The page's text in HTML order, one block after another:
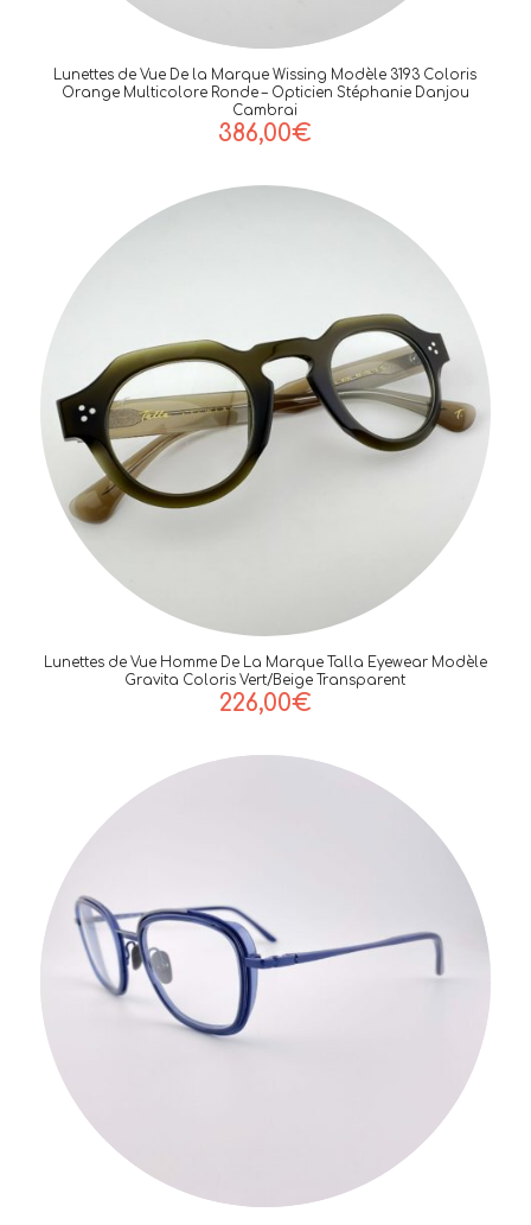
Lunettes de Vue De la Marque Wissing Modèle 3193 Coloris
Orange Multicolore Ronde – Opticien Stéphanie Danjou
Cambrai
386,00€
Lunettes de Vue Homme De La Marque Talla Eyewear Modèle
Gravita Coloris Vert/Beige Transparent
226,00€